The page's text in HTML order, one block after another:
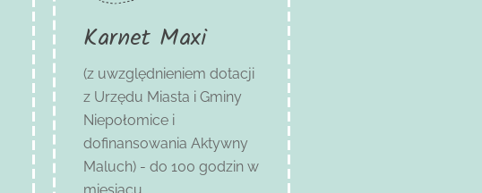
Karnet Maxi
(z uwzględnieniem dotacji
z Urzędu Miasta i Gminy
Niepołomice i
dofinansowania Aktywny
Maluch) -do 100 godzin w